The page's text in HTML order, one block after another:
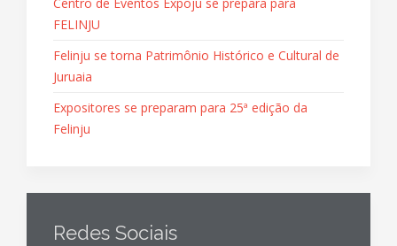
FELINJU
Felinju se torna Patrimônio Histórico e Cultural de
Juruaia
Expositores se preparam para 25ª edição da
Felinju
Redes Sociais